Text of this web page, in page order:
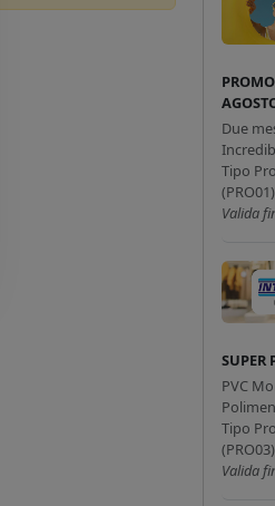
Due
Tipo
(PRO01)
Valida
SUPER
PVC
Tipo
(PRO03)
Valida